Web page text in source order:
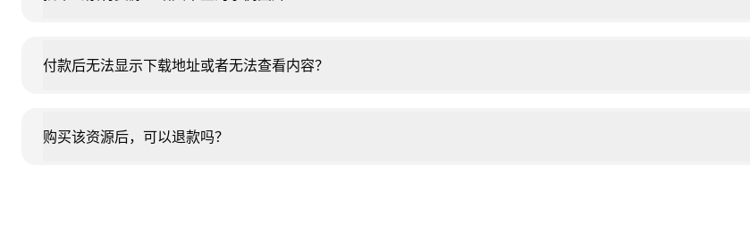
付款后无法显示下载地址或者无法查看内容？
购买该资源后，可以退款吗？